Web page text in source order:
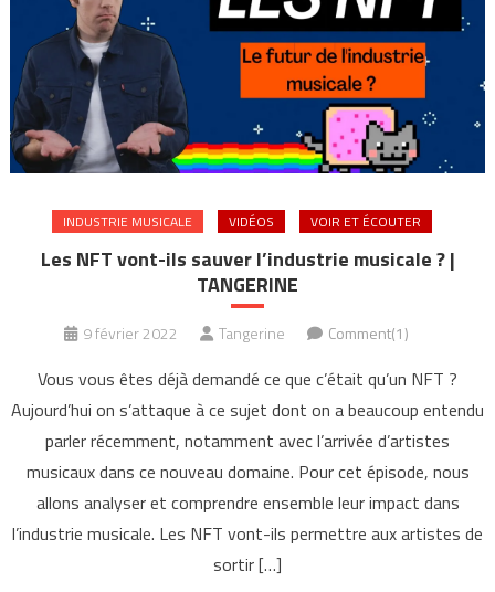
INDUSTRIE MUSICALE VIDÉOS VOIR ET ÉCOUTER
Les NFT vont-ils sauver l’industrie musicale ? |
TANGERINE
9 février 2022 Tangerine Comment(1)
Vous vous êtes déjà demandé ce que c’était qu’un NFT ?
Aujourd’hui on s’attaque à ce sujet dont on a beaucoup entendu
parler récemment, notamment avec l’arrivée d’artistes
musicaux dans ce nouveau domaine. Pour cet épisode, nous
allons analyser et comprendre ensemble leur impact dans
l’industrie musicale. Les NFT vont-ils permettre aux artistes de
sortir […]